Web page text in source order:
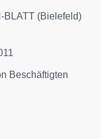
BLATT (Bielefeld)
Beschäftigten